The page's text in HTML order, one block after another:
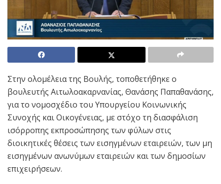
Στην ολομέλεια της Βουλής, τοποθετήθηκε ο
βουλευτής Αιτωλοακαρνανίας, Θανάσης Παπαθανάσης,
για το νομοσχέδιο του Υπουργείου Κοινωνικής
Συνοχής και Οικογένειας, με στόχο τη διασφάλιση
ισόρροπης εκπροσώπησης των φύλων στις
διοικητικές θέσεις των εισηγμένων εταιρειών, των μη
εισηγμένων ανωνύμων εταιρειών και των δημοσίων
επιχειρήσεων.